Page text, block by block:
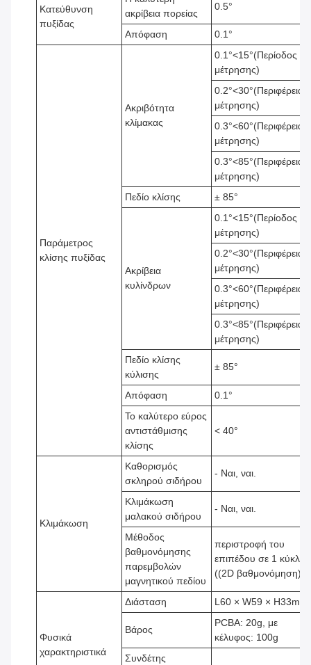
Κατεύθυνση
πυξίδας
ακρίβεια πορείας
0.5°
Απόφαση 0.1°
Παράμετρος
κλίσης πυξίδας
Ακριβότητα
κλίμακας
0.1°<15°(Περίοδος
μέτρησης)
0.2°<30°(Περιφέρεια
μέτρησης)
0.3°<60°(Περιφέρεια
μέτρησης)
0.3°<85°(Περιφέρεια
μέτρησης)
Πεδίο κλίσης
± 85°
Ακρίβεια
κυλίνδρων
0.1°<15°(Περίοδος
μέτρησης)
0.2°<30°(Περιφέρεια
μέτρησης)
0.3°<60°(Περιφέρεια
μέτρησης)
0.3°<85°(Περιφέρεια
μέτρησης)
Πεδίο κλίσης
κύλισης
± 85°
Απόφαση
0.1°
Το καλύτερο εύρος
αντιστάθμισης
κλίσης
< 40°
Κλιμάκωση
Καθορισμός
σκληρού σιδήρου
- Ναι, ναι.
Κλιμάκωση
μαλακού σιδήρου
- Ναι, ναι.
Μέθοδος
βαθμονόμησης
παρεμβολών
μαγνητικού πεδίου
περιστροφή του
επιπέδου σε 1 κύκλο
((2D βαθμονόμηση)
Φυσικά
χαρακτηριστικά
Διάσταση L60 × W59 × H33mm
Βάρος
PCBA: 20g, με
κέλυφος: 100g
Συνδέτης